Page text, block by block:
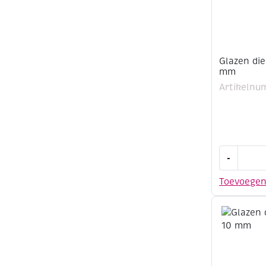
Glazen
mm
Toevoegen
-
10
zwart
8
mm